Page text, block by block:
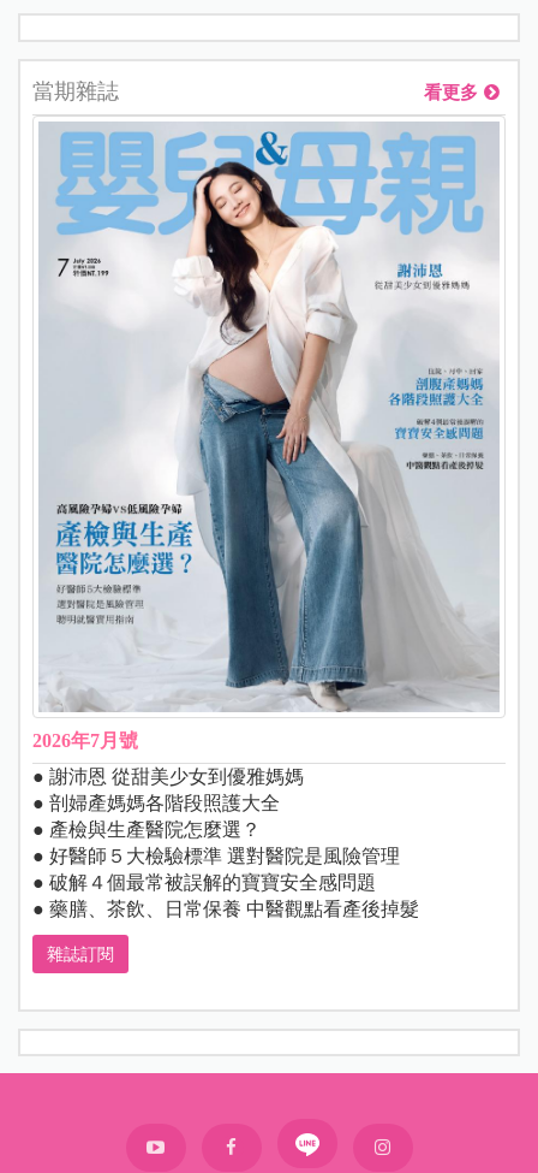
當期雜誌 看更多
2026年7月號
● 謝沛恩 從甜美少女到優雅媽媽
● 剖婦產媽媽各階段照護大全
● 產檢與生產醫院怎麼選？
● 好醫師５大檢驗標準 選對醫院是風險管理
● 破解４個最常被誤解的寶寶安全感問題
● 藥膳、茶飲、日常保養 中醫觀點看產後掉髮
雜誌訂閱